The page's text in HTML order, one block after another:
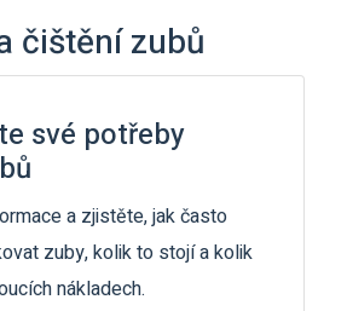
čištění zubů
své potřeby
a zjistěte, jak často
zuby, kolik to stojí a kolik
nákladech.